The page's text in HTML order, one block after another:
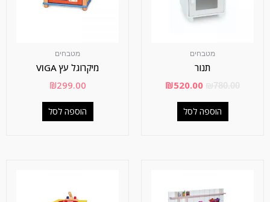
מטבחים
תנור
₪520.00
הוספה לסל
מטבחים
מיקרוגל עץ VIGA
₪299.00
הוספה לסל